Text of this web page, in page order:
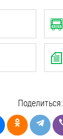
Поделиться: